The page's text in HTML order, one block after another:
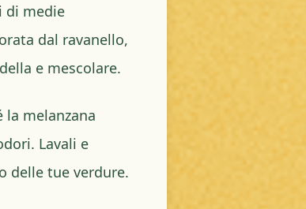
di medie
dal ravanello,
e mescolare.
la melanzana
Lavali e
delle tue verdure.